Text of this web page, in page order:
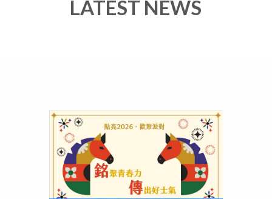
LATEST NEWS